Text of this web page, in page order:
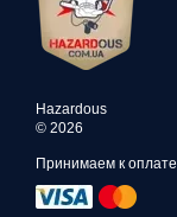
Hazardous
© 2026
Принимаем к оплате